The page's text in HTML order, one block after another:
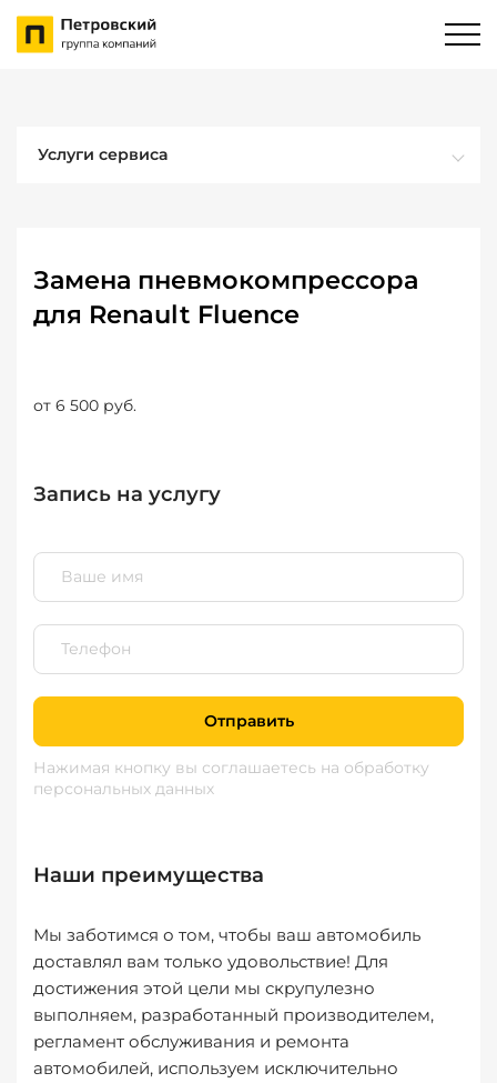
Услуги сервиса
Замена пневмокомпрессора
для Renault Fluence
от 6 500 руб.
Запись на услугу
Отправить
Нажимая кнопку вы соглашаетесь на обработку
персональных данных
Наши преимущества
Мы заботимся о том, чтобы ваш автомобиль
доставлял вам только удовольствие! Для
достижения этой цели мы скрупулезно
выполняем, разработанный производителем,
регламент обслуживания и ремонта
автомобилей, используем исключительно